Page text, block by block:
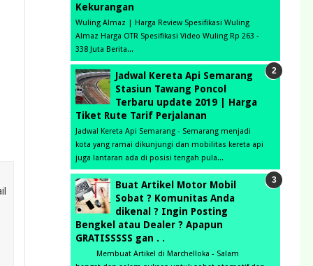
Kekurangan
Wuling Almaz | Harga Review Spesifikasi Wuling
Almaz Harga OTR Spesifikasi Video Wuling Rp 263 -
338 Juta Berita...
Jadwal Kereta Api Semarang
Stasiun Tawang Poncol
Terbaru update 2019 | Harga
Tiket Rute Tarif Perjalanan
Jadwal Kereta Api Semarang - Semarang menjadi
kota yang ramai dikunjungi dan mobilitas kereta api
juga lantaran ada di posisi tengah pula...
Buat Artikel Motor Mobil
Sobat ? Komunitas Anda
dikenal ? Ingin Posting
Bengkel atau Dealer ? Apapun
GRATISSSSS gan . .
Membuat Artikel di Marchelloka - Salam